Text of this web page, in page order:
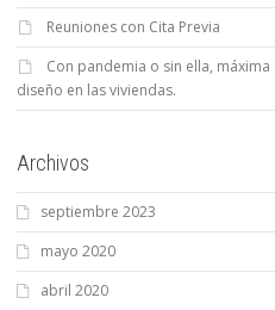
Reuniones con Cita Previa
Con pandemia o sin ella,
diseño en las viviendas.
Archivos
septiembre 2023
mayo 2020
abril 2020